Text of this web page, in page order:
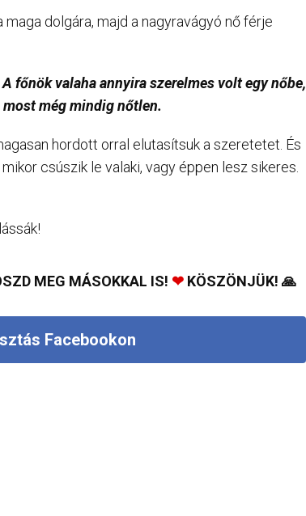
dolgára, majd a nagyravágyó nő férje
főnök valaha annyira szerelmes volt egy nőbe,
még mindig nőtlen.
hordott orral elutasítsuk a szeretetet. És
csúszik le valaki, vagy éppen lesz sikeres.
MEG MÁSOKKAL IS! ❤KÖSZÖNJÜK! 🙏
Facebookon